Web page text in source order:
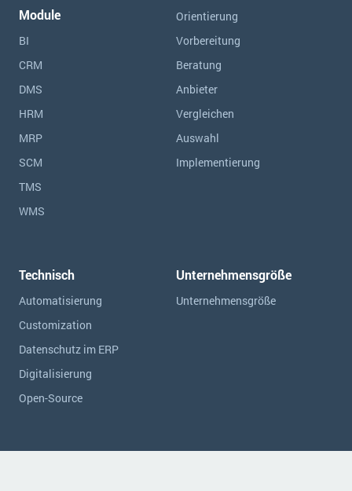
Module
BI
CRM
DMS
HRM
MRP
SCM
TMS
WMS
Orientierung
Vorbereitung
Beratung
Anbieter
Vergleichen
Auswahl
Implementierung
Technisch
Automatisierung
Customization
Datenschutz im ERP
Digitalisierung
Open-Source
Unternehmensgröße
Unternehmensgröße